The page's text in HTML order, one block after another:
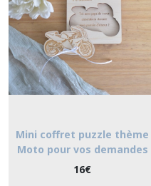
Mini coffret puzzle thème
Moto pour vos demandes
personnalisées ou vos plus
16€